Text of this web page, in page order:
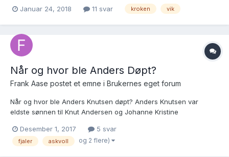
fattigstyre dagsett 24.2.1898 der det mellom anna heiter: «I
Januar 24, 2018 11 svar kroken vik
Når og hvor ble Anders Døpt?
Frank Aase postet et emne i Brukernes eget forum
Når og hvor ble Anders Knutsen døpt? Anders Knutsen var
eldste sønnen til Knut Andersen og Johanne Kristine
Vik. Br. nr. 2 i Fjaler, Sogn og Fjordane fylke fra året 1797. Knut
Andersen døde 1850. Han drev sannsynligvis gården nes...
Desember 1, 2017 5 svar
fjaler askvoll og 2 flere)